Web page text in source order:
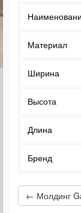
Материал
Ширина
Высота
Длина
Бренд
← Молдинг